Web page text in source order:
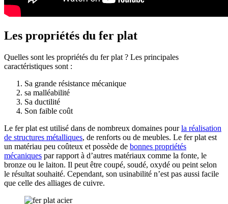
Les propriétés du fer plat
Quelles sont les propriétés du fer plat ? Les principales
caractéristiques sont :
Sa grande résistance mécanique
sa malléabilité
Sa ductilité
Son faible coût
Le fer plat est utilisé dans de nombreux domaines pourla réalisation
de structures métalliques, de renforts ou de meubles. Le fer plat est
un matériau peu coûteux et possède de bonnes propriétés
mécaniques par rapport à d’autres matériaux comme la fonte, le
bronze ou le laiton. Il peut être coupé, soudé, oxydé ou peint selon
le résultat souhaité. Cependant, son usinabilité n’est pas aussi facile
que celle des alliages de cuivre.